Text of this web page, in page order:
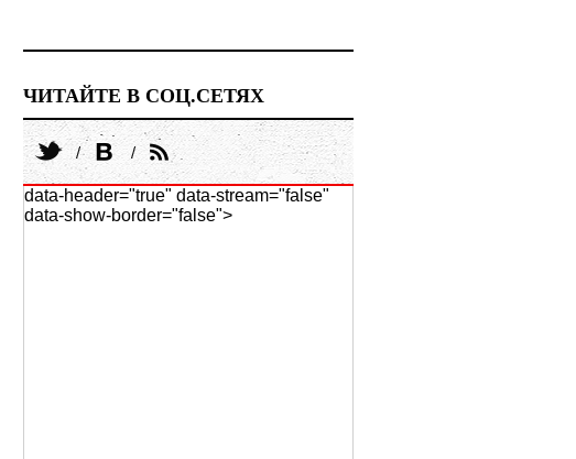
ЧИТАЙТЕ В СОЦ.СЕТЯХ
data-header="true" data-stream="false"
data-show-border="false">